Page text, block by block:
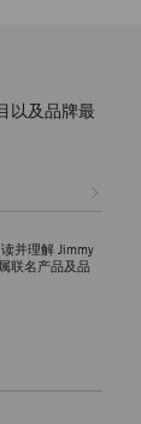
如何为不同场合
。
滴跟造型让经
场合的优雅之
以及品牌最
读并理解 Jimmy
联名产品及品